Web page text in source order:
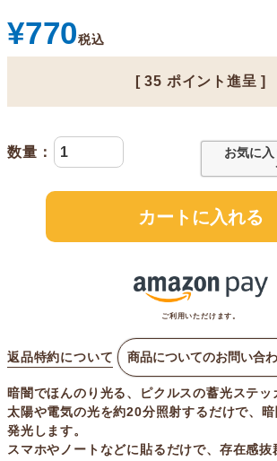
¥770税込
[ 35 ポイント進呈 ]
お気に
カートに入れる
ご利用いただけます。
返品特約について 商品についてのお問い合
暗闇でほんのり光る、ピクルスの蓄光ステッ
太陽や電気の光を約20分照射するだけで、
発光します。
スマホやノートなどに貼るだけで、存在感抜